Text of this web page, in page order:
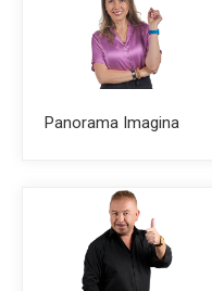
Panorama Imagina